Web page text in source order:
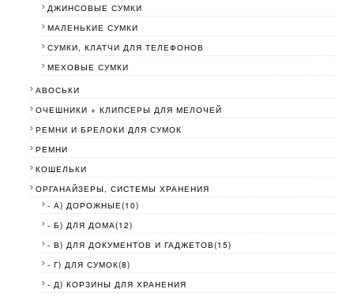
ДЖИНСОВЫЕ СУМКИ
МАЛЕНЬКИЕ СУМКИ
СУМКИ, КЛАТЧИ ДЛЯ ТЕЛЕФОНОВ
МЕХОВЫЕ СУМКИ
АВОСЬКИ
ОЧЕШНИКИ + КЛИПСЕРЫ ДЛЯ МЕЛОЧЕЙ
РЕМНИ И БРЕЛОКИ ДЛЯ СУМОК
РЕМНИ
КОШЕЛЬКИ
ОРГАНАЙЗЕРЫ, СИСТЕМЫ ХРАНЕНИЯ
- А) ДОРОЖНЫЕ(10)
- Б) ДЛЯ ДОМА(12)
- В) ДЛЯ ДОКУМЕНТОВ И ГАДЖЕТОВ(15)
- Г) ДЛЯ СУМОК(8)
- Д) КОРЗИНЫ ДЛЯ ХРАНЕНИЯ